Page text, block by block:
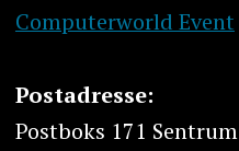
Computerworld Event
Postadresse:
Postboks 171 Sentrum